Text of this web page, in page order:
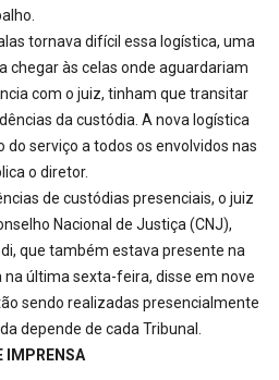
tornava difícil essa logística, uma
chegar às celas onde aguardariam
com o juiz, tinham que transitar
da custódia. A nova logística
serviço a todos os envolvidos nas
o diretor.
de custódias presenciais, o juiz
Nacional de Justiça (CNJ),
que também estava presente na
última sexta-feira, disse em nove
sendo realizadas presencialmente
depende de cada Tribunal.
IMPRENSA